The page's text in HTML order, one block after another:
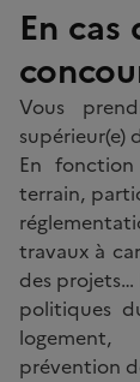
En cas
Vous
supérieur(e)
En
terrain,
travaux à
des projets…
politiques
prévention